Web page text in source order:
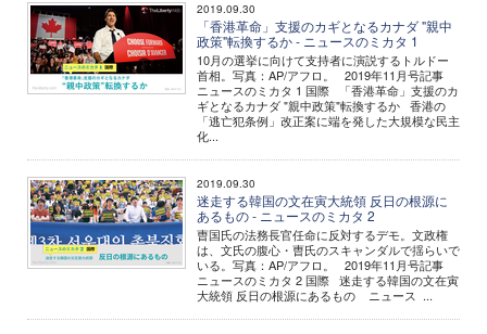
2019.09.30
「香港革命」支援のカギとなるカナダ "親中
政策"転換するか - ニュースのミカタ 1
10月の選挙に向けて支持者に演説するトルドー
首相。写真：AP/アフロ。 2019年11月号記事
ニュースのミカタ 1 国際 「香港革命」支援のカ
ギとなるカナダ "親中政策"転換するか 香港の
「逃亡犯条例」改正案に端を発した大規模な民主
化...
2019.09.30
迷走する韓国の文在寅大統領 反日の根源に
あるもの - ニュースのミカタ 2
曺国氏の法務長官任命に反対するデモ。文政権
は、文氏の腹心・曺氏のスキャンダルで揺らいで
いる。写真：AP/アフロ。 2019年11月号記事
ニュースのミカタ 2 国際 迷走する韓国の文在寅
大統領 反日の根源にあるもの ニュース ...